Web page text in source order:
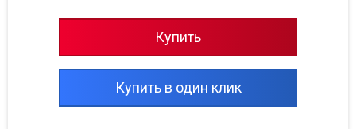
Купить
Купить в один клик